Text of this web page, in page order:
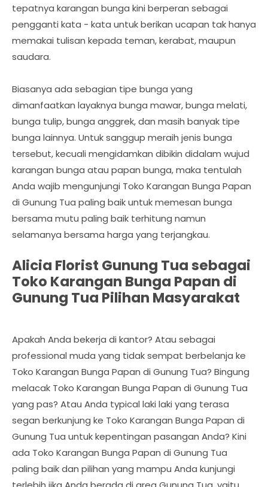
tepatnya karangan bunga kini berperan sebagai
pengganti kata - kata untuk berikan ucapan tak hanya
memakai tulisan kepada teman, kerabat, maupun
saudara.
Biasanya ada sebagian tipe bunga yang
dimanfaatkan layaknya bunga mawar, bunga melati,
bunga tulip, bunga anggrek, dan masih banyak tipe
bunga lainnya. Untuk sanggup meraih jenis bunga
tersebut, kecuali mengidamkan dibikin didalam wujud
karangan bunga atau papan bunga, maka tentulah
Anda wajib mengunjungi Toko Karangan Bunga Papan
di Gunung Tua paling baik untuk memesan bunga
bersama mutu paling baik terhitung namun
selamanya bersama harga yang terjangkau.
Alicia Florist Gunung Tua sebagai
Toko Karangan Bunga Papan di
Gunung Tua Pilihan Masyarakat
Apakah Anda bekerja di kantor? Atau sebagai
professional muda yang tidak sempat berbelanja ke
Toko Karangan Bunga Papan di Gunung Tua? Bingung
melacak Toko Karangan Bunga Papan di Gunung Tua
yang pas? Atau Anda typical laki laki yang terasa
segan berkunjung ke Toko Karangan Bunga Papan di
Gunung Tua untuk kepentingan pasangan Anda? Kini
ada Toko Karangan Bunga Papan di Gunung Tua
paling baik dan pilihan yang mampu Anda kunjungi